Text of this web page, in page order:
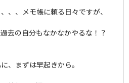
、、メモ帳に頼る日々ですが、
去の自分もなかなかやるな！？
、まずは早起きから。